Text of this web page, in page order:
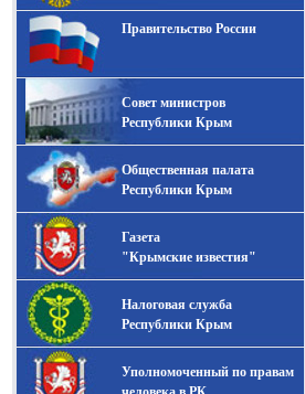
Правительство России
Совет министров
Республики Крым
Общественная палата
Республики Крым
Газета
"Крымские известия"
Налоговая служба
Республики Крым
Уполномоченный по правам